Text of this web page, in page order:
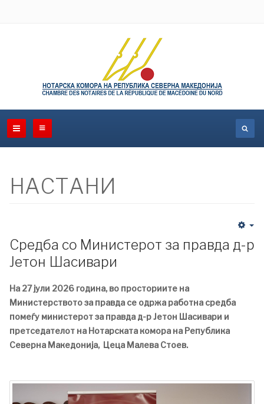
НАСТАНИ
Средба со Министерот за правда д-р
Јетон Шасивари
На 27 јули 2026 година, во просториите на
Министерството за правда се одржа работна средба
помеѓу министерот за правда д-р Јетон Шасивари и
претседателот на Нотарската комора на Република
Северна Македонија, Цеца Малева Стоев.